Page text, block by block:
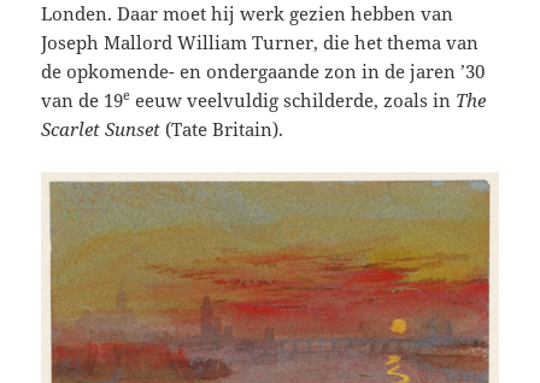
Londen. Daar moet hij werk gezien hebben van
Joseph Mallord William Turner, die het thema van
de opkomende- en ondergaande zon in de jaren ’30
van de 19e eeuw veelvuldig schilderde, zoals in The
Scarlet Sunset (Tate Britain).